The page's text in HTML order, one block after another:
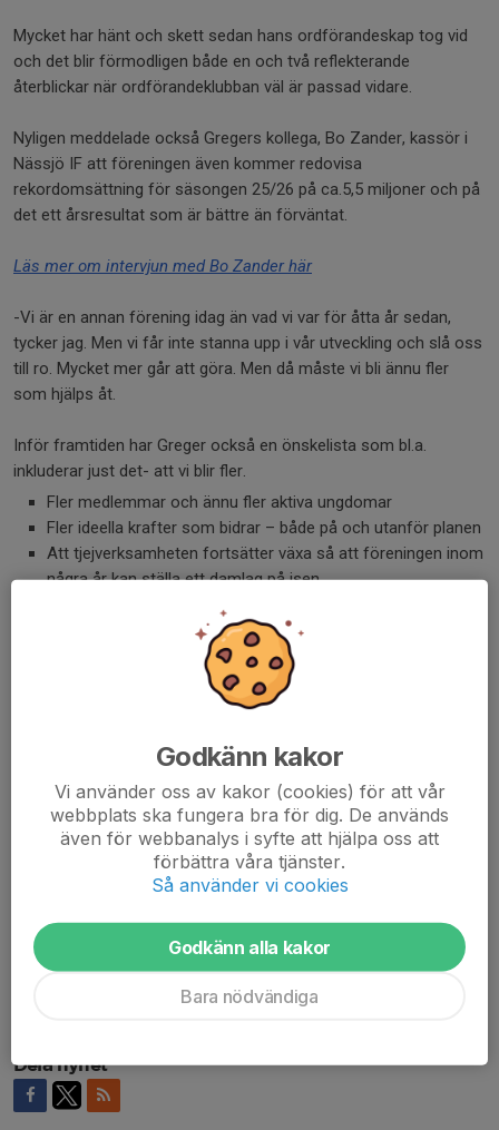
Mycket har hänt och skett sedan hans ordförandeskap tog vid
och det blir förmodligen både en och två reflekterande
återblickar när ordförandeklubban väl är passad vidare.
Nyligen meddelade också Gregers kollega, Bo Zander, kassör i
Nässjö IF att föreningen även kommer redovisa
rekordomsättning för säsongen 25/26 på ca.5,5 miljoner och på
det ett årsresultat som är bättre än förväntat.
Läs mer om intervjun med Bo Zander här
-Vi är en annan förening idag än vad vi var för åtta år sedan,
tycker jag. Men vi får inte stanna upp i vår utveckling och slå oss
till ro. Mycket mer går att göra. Men då måste vi bli ännu fler
som hjälps åt.
Inför framtiden har Greger också en önskelista som bl.a.
inkluderar just det- att vi blir fler.
Fler medlemmar och ännu fler aktiva ungdomar
Fler ideella krafter som bidrar – både på och utanför planen
Att tjejverksamheten fortsätter växa så att föreningen inom
några år kan ställa ett damlag på isen
och mer anpassade ytor för publik och försäljning
Att A-laget etablerar sig i bandyns finrum, Elitserien-
samtidigt som barn- och ungdomsverksamheten fortsätter
avslutar Greger Phalén.
Bli en viktig del av NIF- familjen och medlem i Nässjö IF
Nässjö IF:s årsmöte hålls onsdagen 17/6 kl.18:00. Plats
meddelas längre fram.
Dagordning och årsredovisning publiceras på vår hemsida
senast två veckor innan årsmötet.
Dela nyhet
Godkänn kakor
Vi använder oss av kakor (cookies) för att vår
webbplats ska fungera bra för dig. De används
även för webbanalys i syfte att hjälpa oss att
förbättra våra tjänster.
Så använder vi cookies
Godkänn alla kakor
Bara nödvändiga